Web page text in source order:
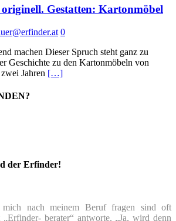
Gestatten: Kartonmöbel
0
machen Dieser Spruch steht ganz zu
Geschichte zu den Kartonmöbeln von
Jahren […]
der Erfinder!
nach meinem Beruf fragen sind oft
berater“ antworte. „Ja, wird denn